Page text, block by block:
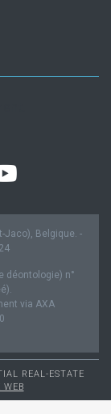
Jaco), Belgique. -
déontologie) n°
via AXA
REAL-ESTATE
WEB